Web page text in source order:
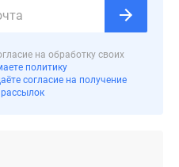
на обработку своих
политику
согласие на получение